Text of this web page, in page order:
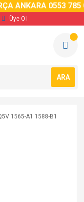
ANKARA 0553 785 02
Üye Ol
ARA